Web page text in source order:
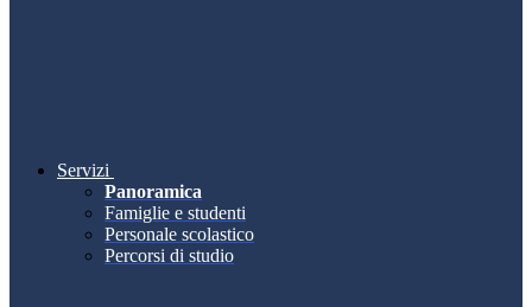
Servizi
Panoramica
Famiglie e studenti
Personale scolastico
Percorsi di studio